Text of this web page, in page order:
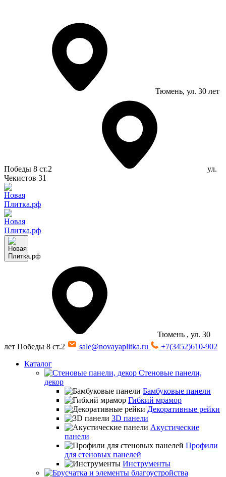
Тюмень, ул. 30 лет
Победы 8 ст.2
ул.
Чекистов 31
Тюмень , ул. 30
лет Победы 8 ст.2
sale@novayaplitka.ru
+7(3452)610-902
Каталог
Стеновые панели,
декор
Бамбуковые панели
Гибкий мрамор
Декоративные рейки
3D панели
Акустические
панели
Профили
для стеновых панелей
Инструменты